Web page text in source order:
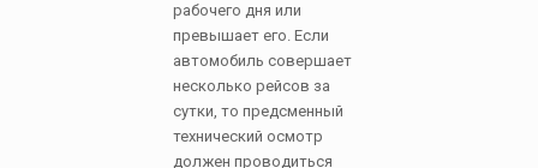
рабочего дня или
превышает его. Если
автомобиль совершает
несколько рейсов за
сутки, то предсменный
технический осмотр
должен проводиться